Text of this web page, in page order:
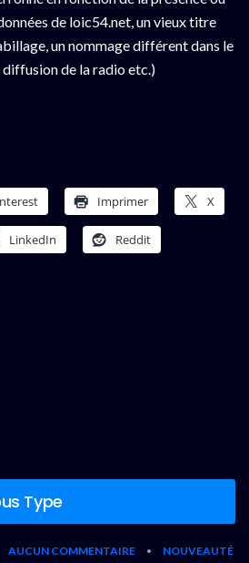
de loic54.net, un vieux titre
un nommage différent dans le
de la radio etc.)
Imprimer X
LinkedIn Reddit
Type
AUCUN COMMENTAIRE •
NOUVEAUTÉ